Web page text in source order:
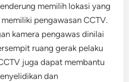
memilih lokasi yang
pengawasan CCTV.
kamera pengawas dinilai
ruang gerak pelaku
juga dapat membantu
dan